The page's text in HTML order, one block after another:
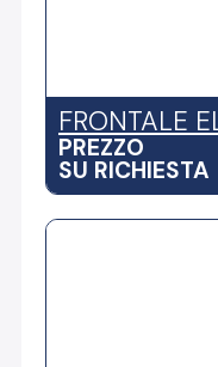
FRONTALE
PREZZO
SU RICHIESTA